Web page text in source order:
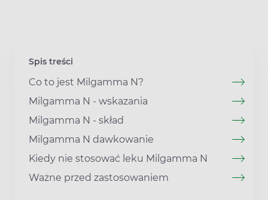
Spis treści
Co to jest Milgamma N?
Milgamma N - wskazania
Milgamma N - skład
Milgamma N dawkowanie
Kiedy nie stosować leku Milgamma N
Ważne przed zastosowaniem